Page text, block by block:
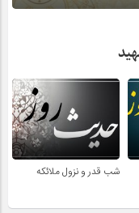
شب قدر و نزول ملائکه